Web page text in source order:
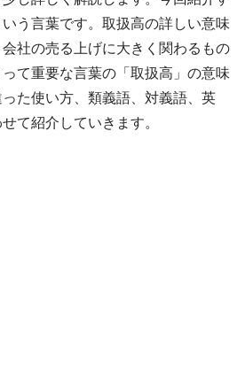
う言葉です。取扱高の詳しい意味
社の売る上げに大きく関わるもの
て重要な言葉の「取扱高」の意味
た使い方、類義語、対義語、英
て紹介していきます。